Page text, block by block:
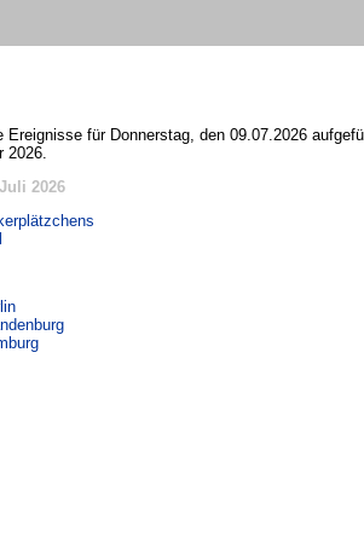
für Donnerstag, den 09.07.2026
2026.
2026